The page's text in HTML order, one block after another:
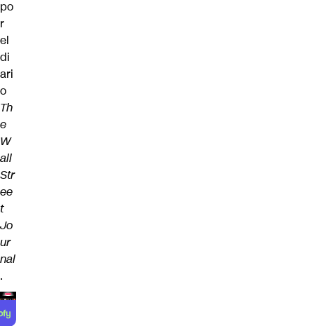
po
r
el
di
ari
o
Th
e
W
all
Str
ee
t
Jo
ur
nal
.